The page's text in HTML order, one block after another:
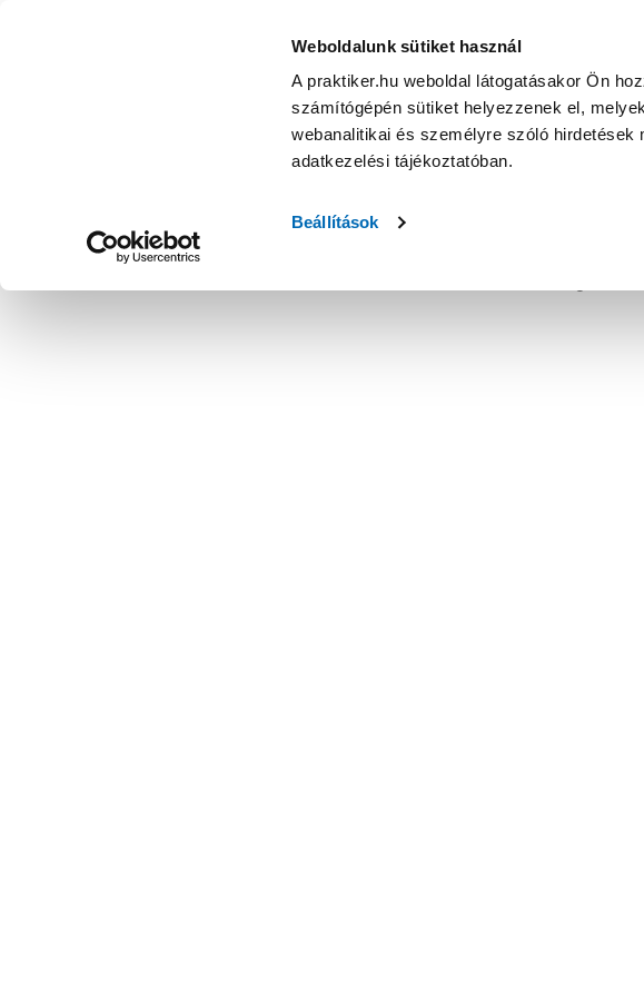
Weboldalunk sütiket használ
A praktiker.hu weboldal látogatásakor Ön
számítógépén sütiket helyezzenek el,
webanalitikai és személyre szóló
adatkezelési tájékoztatóban.
Beállítások